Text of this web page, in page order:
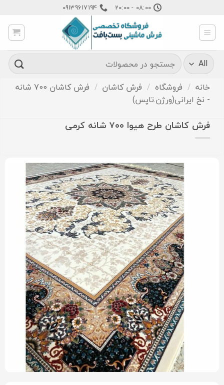
content
08:00 - 20:00
09139617194
جستجو
برای:
خانه / فروشگاه / فرش کاشان /
فرش کاشان 700 شانه
- نخ ایرانی(ورژن.تاپس)
فرش کاشان طرح هیوا ۷۰۰ شانه کرمی